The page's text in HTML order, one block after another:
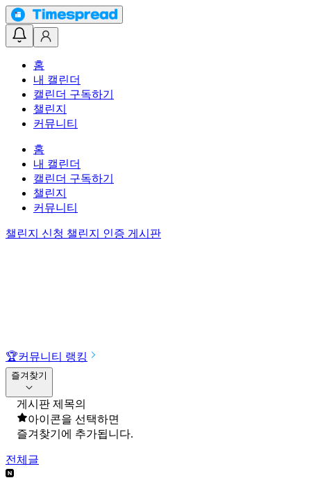
홈
내 캘린더
캘린더 구독하기
챌린지
커뮤니티
홈
내 캘린더
캘린더 구독하기
챌린지
커뮤니티
챌린지 신청 챌린지 인증 게시판
🏆커뮤니티 랭킹
즐겨찾기
게시판 제목의
아이콘을 선택하면
즐겨찾기에 추가됩니다.
전체글